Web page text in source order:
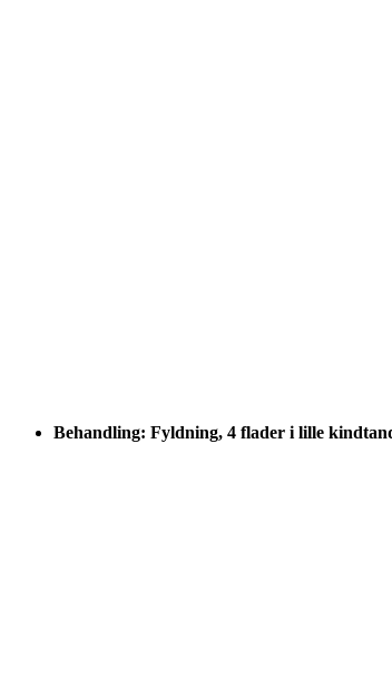
Behandling: Fyldning, 4 flader i lille